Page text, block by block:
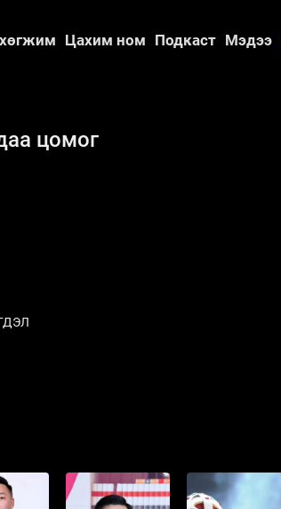
Цахим ном Подкаст Мэдээ
цомог